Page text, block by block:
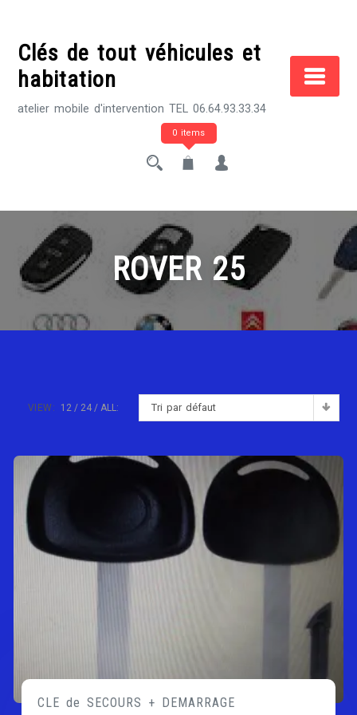
contentClés de tout véhicules et
habitation
atelier mobile d'intervention TEL 06.64.93.33.34
0 items
ROVER 25
Tri par défaut
VIEW: 12 24 ALL:
CLE de SECOURS + DEMARRAGE